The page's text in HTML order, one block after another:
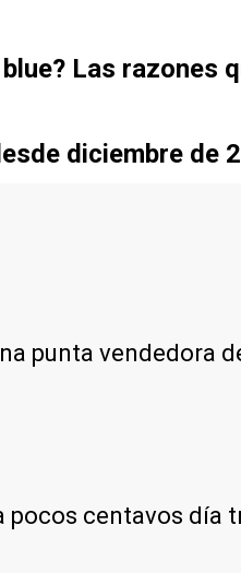
Las
diciembre de
punta vendedora
pocos centavos día